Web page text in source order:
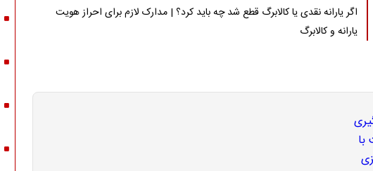
اگر یارانه نقدی یا کالابرگ قطع شد چه باید کرد؟ | مدارک لازم برای احراز هویت
یارانه و کالابرگ